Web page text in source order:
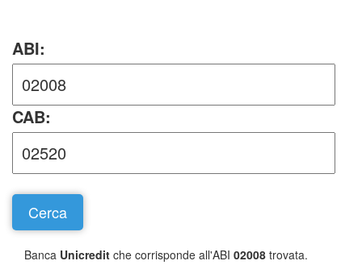
ABI:
CAB:
Banca Unicredit che corrisponde all'ABI 02008 trovata.